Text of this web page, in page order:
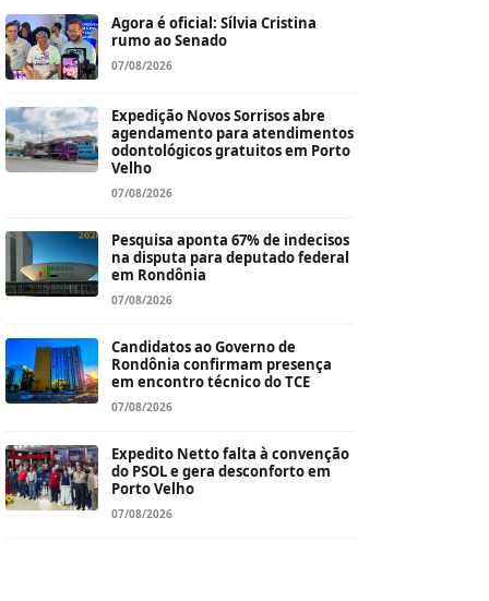
Agora é oficial: Sílvia Cristina
rumo ao Senado
07/08/2026
Expedição Novos Sorrisos abre
agendamento para atendimentos
odontológicos gratuitos em Porto
Velho
07/08/2026
Pesquisa aponta 67% de indecisos
na disputa para deputado federal
em Rondônia
07/08/2026
Candidatos ao Governo de
Rondônia confirmam presença
em encontro técnico do TCE
07/08/2026
Expedito Netto falta à convenção
do PSOL e gera desconforto em
Porto Velho
07/08/2026